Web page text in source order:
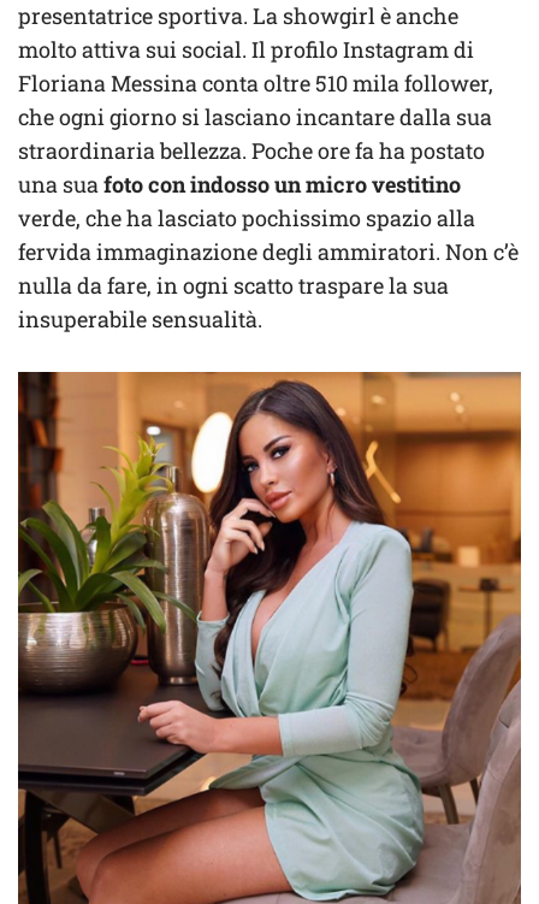
presentatrice sportiva. La showgirl è anche
molto attiva sui social. Il profilo Instagram di
Floriana Messina conta oltre 510 mila follower,
che ogni giorno si lasciano incantare dalla sua
straordinaria bellezza. Poche ore fa ha postato
una suafoto con indosso un micro vestitino
verde, che ha lasciato pochissimo spazio alla
fervida immaginazione degli ammiratori. Non c’è
nulla da fare, in ogni scatto traspare la sua
insuperabile sensualità.